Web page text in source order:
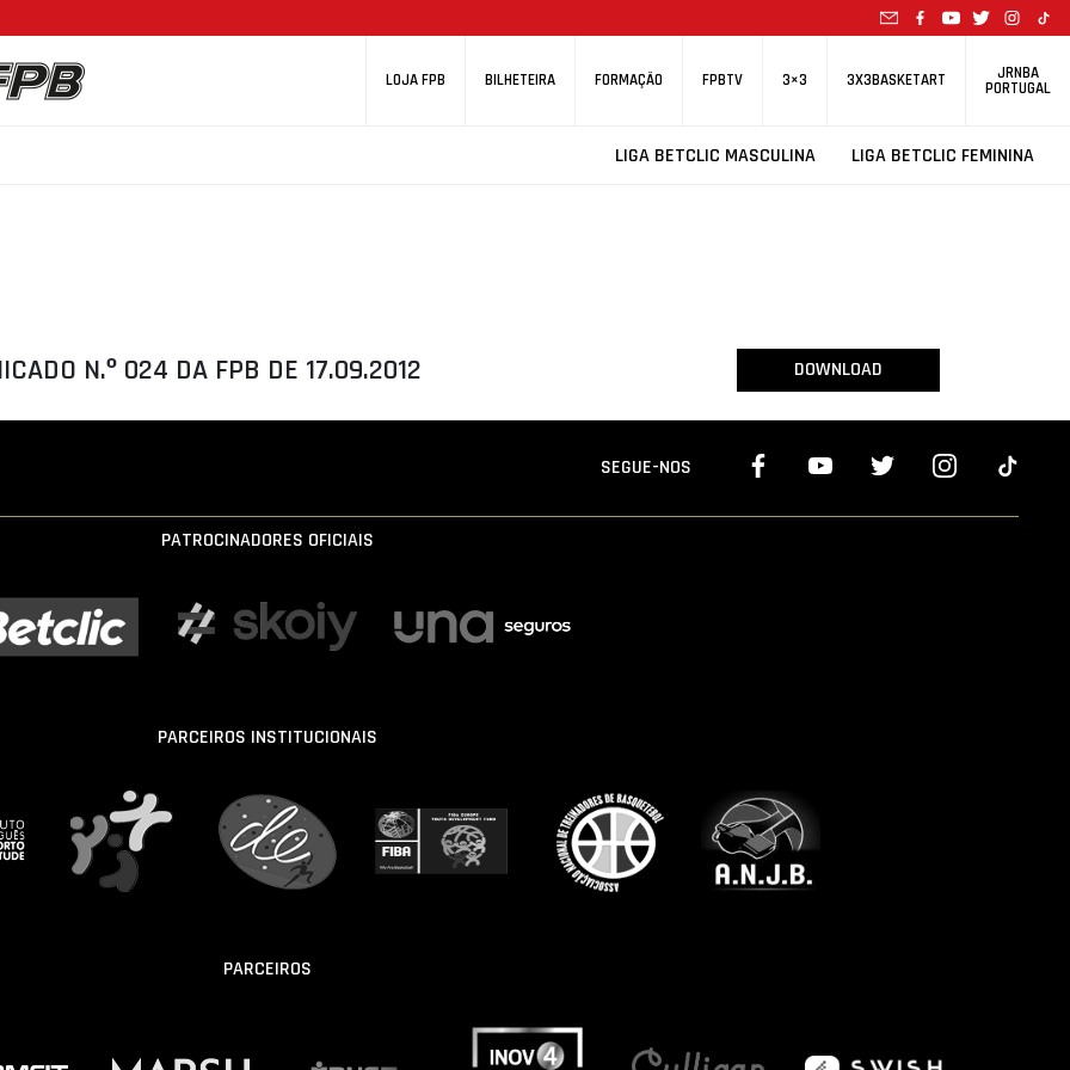
LOJA FPB BILHETEIRA FORMAÇÃO FPBTV 3×3 3X3BASKETART JRNBA
PORTUGAL
LIGA BETCLIC MASCULINA LIGA BETCLIC FEMININA
N.º 024 DA FPB DE 17.09.2012 DOWNLOAD
SEGUE-NOS
PATROCINADORES OFICIAIS
PARCEIROS INSTITUCIONAIS
PARCEIROS